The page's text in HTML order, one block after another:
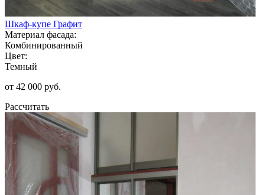
Шкаф-купе Графит
Материал фасада:
Комбинированный
Цвет:
Темный
от 42 000 руб.
Рассчитать